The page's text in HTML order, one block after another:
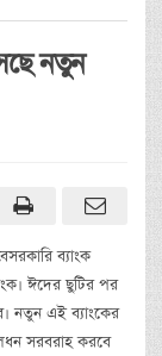
নতুন
ব্যাংক
ঈদের ছুটির পর
নতুন এই ব্যাংকের
সরবরাহ করবে